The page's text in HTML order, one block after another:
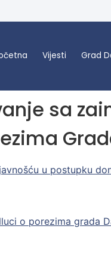
Vijesti Grad
sa
u postupku
o porezima grada